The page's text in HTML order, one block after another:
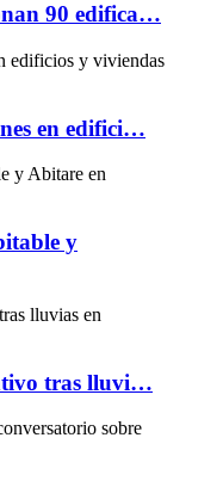
90 edifica…
en edifici…
y
tras lluvi…